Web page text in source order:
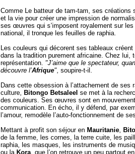
Comme Le batteur de tam-tam, ses créations
et la vie pour créer une impression de
ses œuvres qui s’imposent royalement sur
national, il tronque les feuilles de raphia.
Les couleurs qui décorent ses tableaux
dans la tradition purement africaine. Chez lui,
représentation. "J’aime que le spectateur,
découvre l’Afrique", soupire-t-il.
Dans cette obsession à l’attachement de ses
culture, Bitongo Betsaleel se met à la
des couleurs. Ses œuvres sont en
communication. En écho, il y défend, par
l’amour, remodèle l’auto-fonctionnement de
Mettant à profit son séjour en Mauritanie,
de la femme, les cornes, la terre cuite, les
raphia, les masques, les instruments de
ou la Kora, que l’on retrouve un peu partout